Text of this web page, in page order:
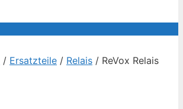
/ Ersatzteile / Relais / ReVox Relais